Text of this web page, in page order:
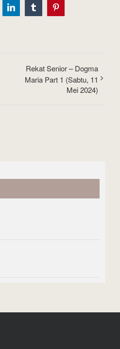
LinkedInTumblrPinterest
Rekat Senior – Dogma
Maria Part 1 (Sabtu, 11
Mei 2024)